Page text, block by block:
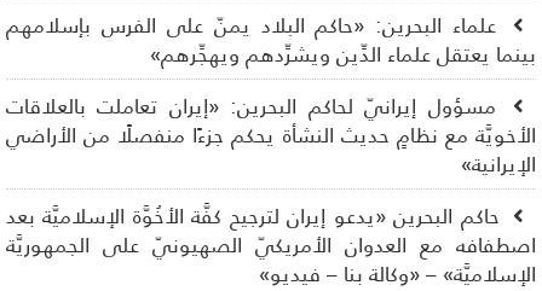
علماء البحرين: «حاكم البلاد يمنّ على الفرس بإسلامهم
يعتقل علماء الدِّين ويشرِّدهم ويهجِّرهم»
مسؤول إيرانيّ لحاكم البحرين: «إيران تعاملت بالعلاقات
مع نظامٍ حديث النشأة يحكم جزءًا منفصلًا من الأراضي
حاكم البحرين «يدعو إيران لترجيح كفَّة الأخُوَّة الإسلاميَّة بعد
مع العدوان الأمريكيّ الصهيونيّ على الجمهوريَّة
– «وكالة بنا – فيديو»